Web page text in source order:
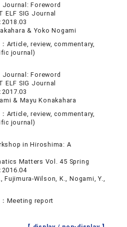
Journal: Foreword
ELF SIG Journal
2018.03
& Yoko Nogami
Article, review, commentary,
journal)
Journal: Foreword
ELF SIG Journal
2017.03
& Mayu Konakahara
Article, review, commentary,
journal)
in Hiroshima: A
Matters Vol. 45 Spring
2016.04
Fujimura-Wilson, K., Nogami, Y.,
Meeting report